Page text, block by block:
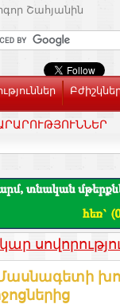
Շահյանին